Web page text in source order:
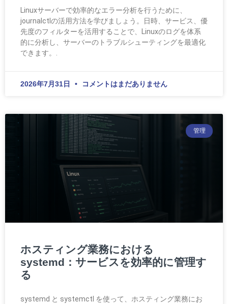
Linuxサーバーで効率的なエラー分析を行うために、
journalctlの活用方法を学びましょう。日時、サービス、優
先度のフィルターを活用することで、Linuxのログを体系
的に分析し、サーバーのトラブルシューティングを最適化
できます。.
2026年7月31日 コメントはまだありません
管理
ホスティング業務における
systemd：サービスを効率的に管理す
る
systemd と systemctl を使って、ホスティング業務にお